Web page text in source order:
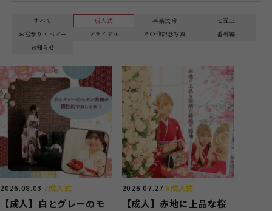
2026.08.03 #成人式
【成人】白とグレーのモ
2026.07.27#成人式
【成人】赤地に上品な桜
すべて 成人式 卒業式袴
七五三
お宮参り・ベビー
ブライダル その他記念写真
番外編
お知らせ